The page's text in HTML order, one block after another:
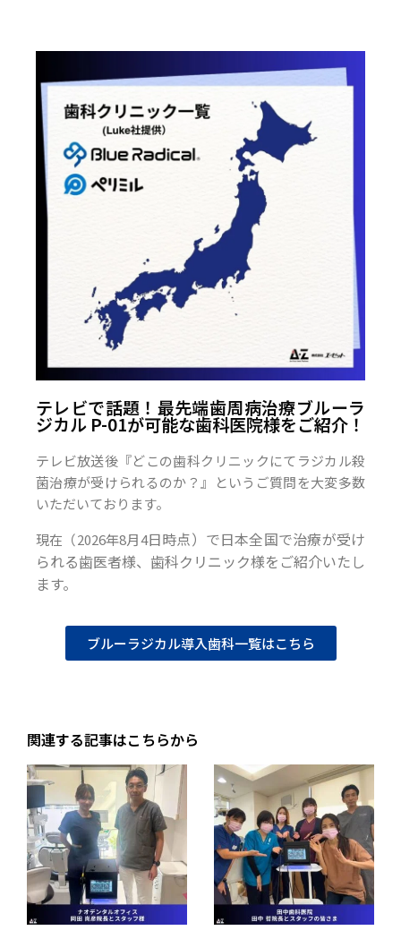
テレビで話題！最先端歯周病治療ブルーラ
ジカル P-01が可能な歯科医院様をご紹介！
テレビ放送後『どこの歯科クリニックにてラジカル殺
菌治療が受けられるのか？』というご質問を大変多数
いただいております。
現在（2026年8月4日時点）で日本全国で治療が受け
られる歯医者様、歯科クリニック様をご紹介いたし
ます。
ブルーラジカル導入歯科一覧はこちら
関連する記事はこちらから